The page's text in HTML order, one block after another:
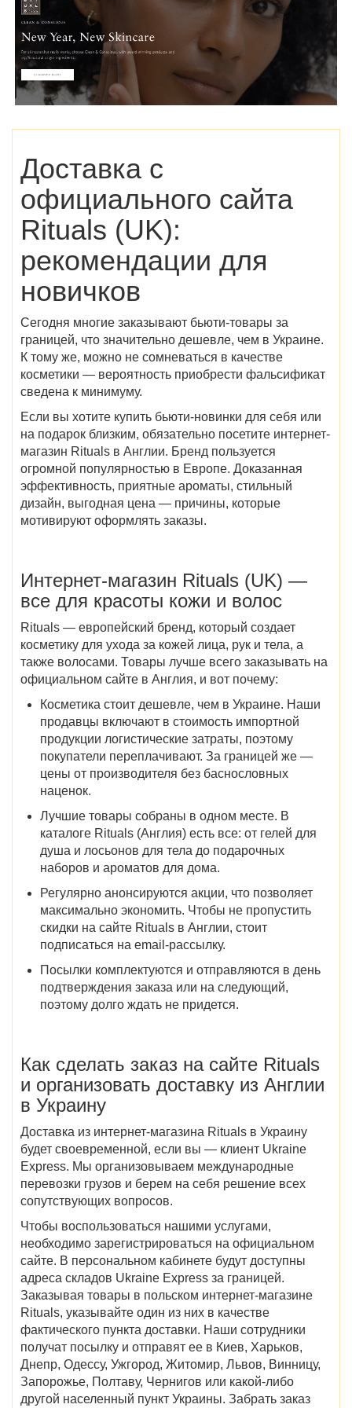
Доставка с
официального сайта
Rituals (UK):
рекомендации для
новичков
Сегодня многие заказывают бьюти-товары за
границей, что значительно дешевле, чем в Украине.
К тому же, можно не сомневаться в качестве
косметики — вероятность приобрести фальсификат
сведена к минимуму.
Если вы хотите купить бьюти-новинки для себя или
на подарок близким, обязательно посетите интернет-
магазин Rituals в Англии. Бренд пользуется
огромной популярностью в Европе. Доказанная
эффективность, приятные ароматы, стильный
дизайн, выгодная цена — причины, которые
мотивируют оформлять заказы.
Интернет-магазин Rituals (UK) —
все для красоты кожи и волос
Rituals — европейский бренд, который создает
косметику для ухода за кожей лица, рук и тела, а
также волосами. Товары лучше всего заказывать на
официальном сайте в Англия, и вот почему:
Косметика стоит дешевле, чем в Украине. Наши
продавцы включают в стоимость импортной
продукции логистические затраты, поэтому
покупатели переплачивают. За границей же —
цены от производителя без баснословных
наценок.
Лучшие товары собраны в одном месте. В
каталоге Rituals (Англия) есть все: от гелей для
душа и лосьонов для тела до подарочных
наборов и ароматов для дома.
Регулярно анонсируются акции, что позволяет
максимально экономить. Чтобы не пропустить
скидки на сайте Rituals в Англии, стоит
подписаться на email-рассылку.
Посылки комплектуются и отправляются в день
подтверждения заказа или на следующий,
поэтому долго ждать не придется.
Как сделать заказ насайте Rituals
и организовать доставку из Англии
в Украину
Доставка из интернет-магазина Rituals в Украину
будет своевременной, если вы — клиент Ukraine
Express. Мы организовываем международные
перевозки грузов и берем на себя решение всех
сопутствующих вопросов.
Чтобы воспользоваться нашими услугами,
необходимо зарегистрироваться на официальном
сайте. В персональном кабинете будут доступны
адреса складов Ukraine Express за границей.
Заказывая товары в польском интернет-магазине
Rituals, указывайте один из них в качестве
фактического пункта доставки. Наши сотрудники
получат посылку и отправят ее в Киев, Харьков,
Днепр, Одессу, Ужгород, Житомир, Львов, Винницу,
Запорожье, Полтаву, Чернигов или какой-либо
другой населенный пункт Украины. Забрать заказ